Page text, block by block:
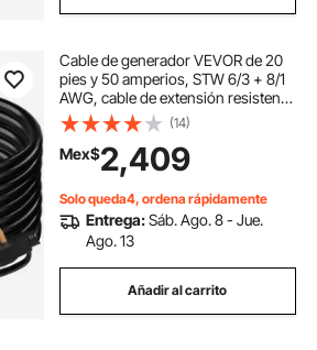
Cable de generador VEVOR de 20
pies y 50 amperios, STW 6/3 + 8/1
AWG, cable de extensión resistente
NEMA 14-50P, SS2-50R y CS6364
con cierre giratorio, para caravanas
y generadores.
(14)
Mex$2,409
Solo queda4, ordena rápidamente
Entrega:Sáb. Ago. 8 - Jue.
Ago. 13
Añadir al carrito